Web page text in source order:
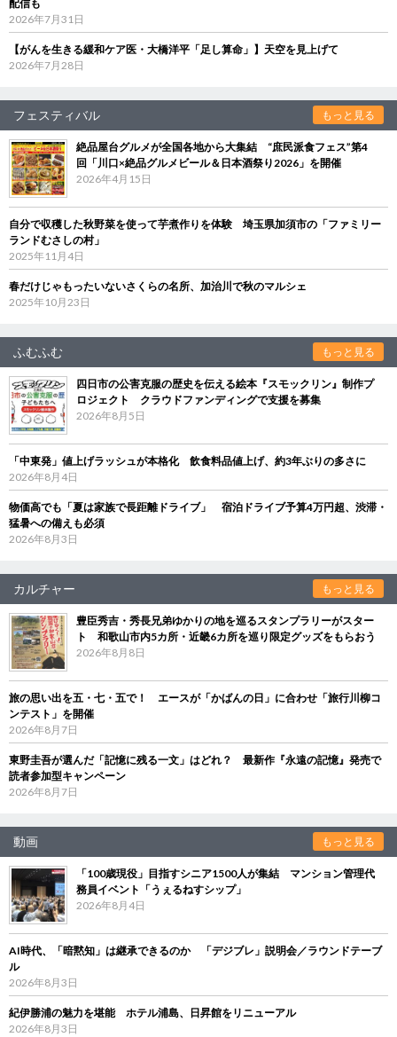
配信も
2026年7月31日
【がんを生きる緩和ケア医・大橋洋平「足し算命」】天空を見上げて
2026年7月28日
フェスティバル もっと見る
絶品屋台グルメが全国各地から大集結 “庶民派食フェス”第4
回「川口×絶品グルメビール＆日本酒祭り2026」を開催
2026年4月15日
自分で収穫した秋野菜を使って芋煮作りを体験 埼玉県加須市の「ファミリー
ランドむさしの村」
2025年11月4日
春だけじゃもったいないさくらの名所、加治川で秋のマルシェ
2025年10月23日
ふむふむ もっと見る
四日市の公害克服の歴史を伝える絵本『スモックリン』制作プ
ロジェクト クラウドファンディングで支援を募集
2026年8月5日
「中東発」値上げラッシュが本格化 飲食料品値上げ、約3年ぶりの多さに
2026年8月4日
物価高でも「夏は家族で長距離ドライブ」 宿泊ドライブ予算4万円超、渋滞・
猛暑への備えも必須
2026年8月3日
カルチャー もっと見る
豊臣秀吉・秀長兄弟ゆかりの地を巡るスタンプラリーがスター
ト 和歌山市内5カ所・近畿6カ所を巡り限定グッズをもらおう
2026年8月8日
旅の思い出を五・七・五で！ エースが「かばんの日」に合わせ「旅行川柳コ
ンテスト」を開催
2026年8月7日
東野圭吾が選んだ「記憶に残る一文」はどれ？ 最新作『永遠の記憶』発売で
読者参加型キャンペーン
2026年8月7日
動画 もっと見る
「100歳現役」目指すシニア1500人が集結 マンション管理代
務員イベント「うぇるねすシップ」
2026年8月4日
AI時代、「暗黙知」は継承できるのか 「デジブレ」説明会／ラウンドテーブ
ル
2026年8月3日
紀伊勝浦の魅力を堪能 ホテル浦島、日昇館をリニューアル
2026年8月3日